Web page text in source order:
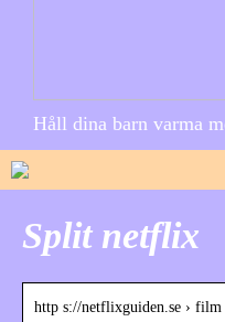
Håll dina barn varma
Split netflix
http s://netflixguiden.se › film